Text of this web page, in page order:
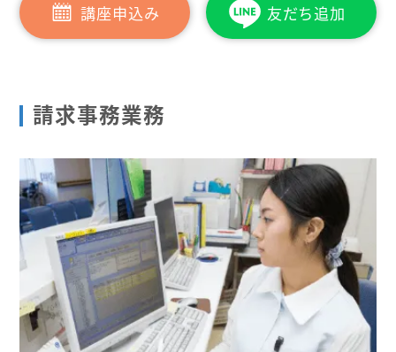
講座申込み 友だち追加
請求事務業務